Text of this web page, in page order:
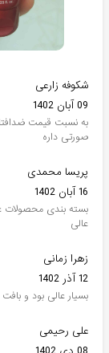
شکوفه زارعی
09 آبان 1402
به نسبت قیمت
صورتی داره
پریسا محمدی
16 آبان 1402
بسته بندی
عالی
زهرا زمانی
12 آذر 1402
بسیار عالی بود و
علی رحیمی